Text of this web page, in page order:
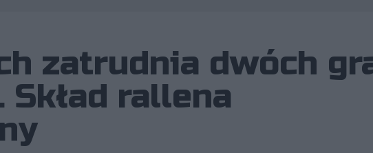
zatrudnia dwóch
Skład rallena